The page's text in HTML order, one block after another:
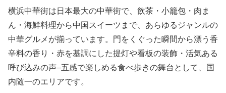
横浜中華街は日本最大の中華街で、飲茶・小籠包・肉ま
ん・海鮮料理から中国スイーツまで、あらゆるジャンルの
中華グルメが揃っています。門をくぐった瞬間から漂う香
辛料の香り・赤を基調にした提灯や看板の装飾・活気ある
呼び込みの声–五感で楽しめる食べ歩きの舞台として、国
内随一のエリアです。